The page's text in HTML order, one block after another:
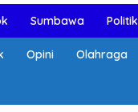
Sumbawa Politik
Opini Olahraga